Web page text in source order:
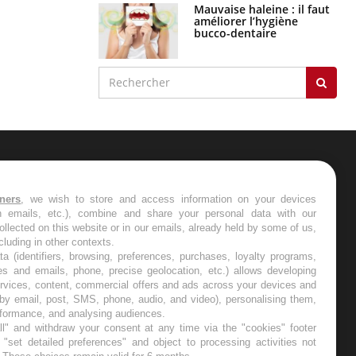
Mauvaise haleine : il faut
améliorer l’hygiène
bucco-dentaire
les semaines les meilleures
, we wish to store and access information on your devices
emails, etc.), combine and share your personal data with our
on this website or in our emails, already held by some of us,
in other contexts.
(identifiers, browsing, preferences, purchases, loyalty programs,
and emails, phone, precise geolocation, etc.) allows developing
content, commercial offers and ads across your devices and
email, post, SMS, phone, audio, and video), personalising them,
and analysing audiences.
and withdraw your consent at any time via the "cookies" footer
detailed preferences" and object to processing activities not